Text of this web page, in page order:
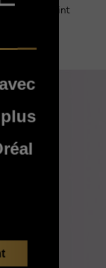
un teint